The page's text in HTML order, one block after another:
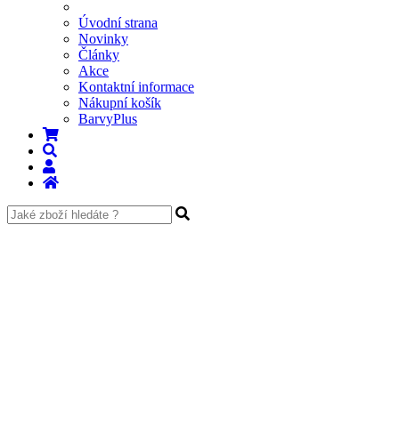
Úvodní strana
Novinky
Články
Akce
Kontaktní informace
Nákupní košík
BarvyPlus